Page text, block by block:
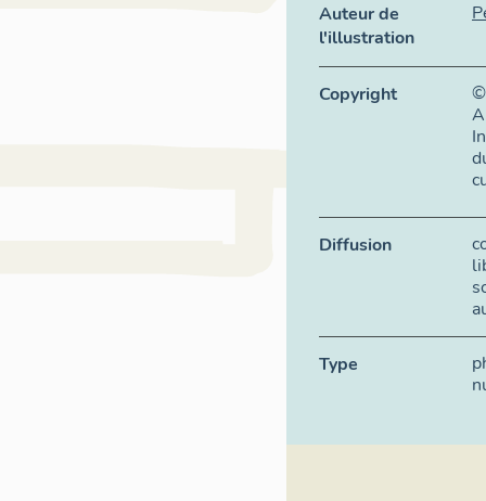
Auteur de
l'illustration
Copyright
Diffusion
Type